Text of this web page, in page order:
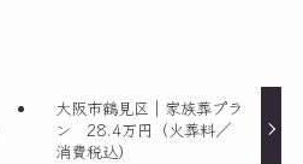
大阪市鶴見区｜家族葬プラ
ン 28.4万円（火葬料／
消費税込）